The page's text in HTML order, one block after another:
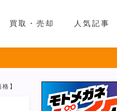
買取・売却 人気記事
】